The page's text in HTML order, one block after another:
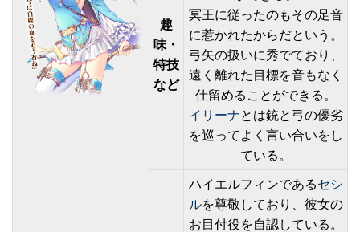
趣
味・
特技
など
冥王に従ったのもその足音
に惹かれたからだという。
弓矢の扱いに秀でており、
遠く離れた目標を音もなく
仕留めることができる。
イリーナとは銃と弓の優劣
を巡ってよく言い合いをし
ている。
ハイエルフィンであるセシ
ルを尊敬しており、彼女の
お目付役を自認している。